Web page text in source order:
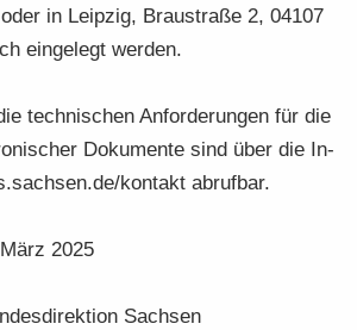
in Leip­zig, Brau­stra­ße 2, 04107
ein­ge­legt wer­den.
tech­ni­schen An­for­de­run­gen für die
Do­ku­men­te sind über die In­
kon­takt ab­ruf­bar.
2025
Sach­sen